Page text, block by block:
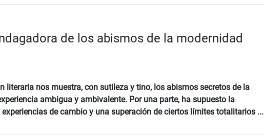
de los abismos de la modernidad
literaria nos muestra, con sutileza y tino, los abismos secretos de la
ambigua y ambivalente. Por una parte, ha supuesto la
de cambio y una superación de ciertos límites totalitarios ...